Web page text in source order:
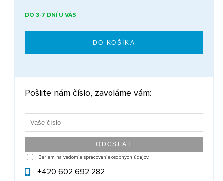
DO 3-7 DNÍ U VÁS
Pošlite nám číslo, zavoláme vám:
Beriem na vedomie spracovanie osobných údajov.
+420 602 692 282